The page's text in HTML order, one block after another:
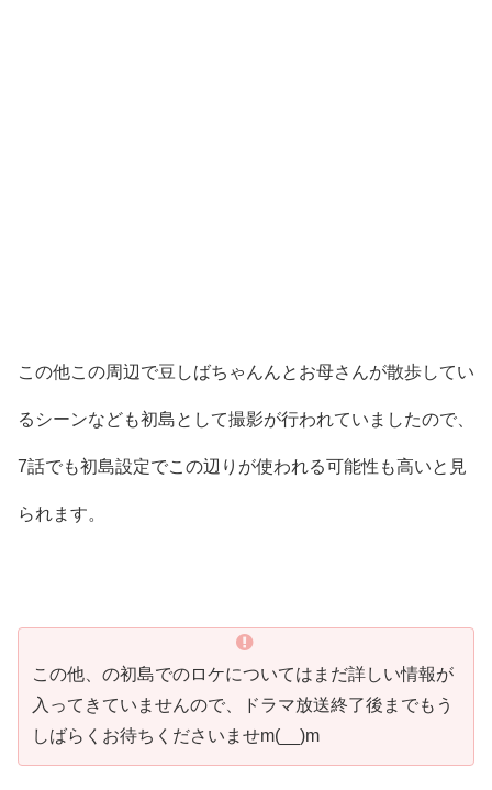
この他この周辺で豆しばちゃんんとお母さんが散歩してい
るシーンなども初島として撮影が行われていましたので、
7話でも初島設定でこの辺りが使われる可能性も高いと見
られます。
この他、の初島でのロケについてはまだ詳しい情報が
入ってきていませんので、ドラマ放送終了後までもう
しばらくお待ちくださいませm(__)m